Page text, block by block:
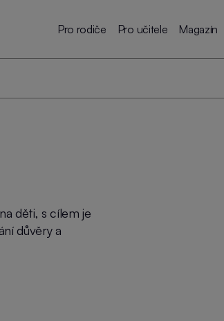
Pro rodiče Pro učitele Magazín
děti, s cílem je
důvěry a